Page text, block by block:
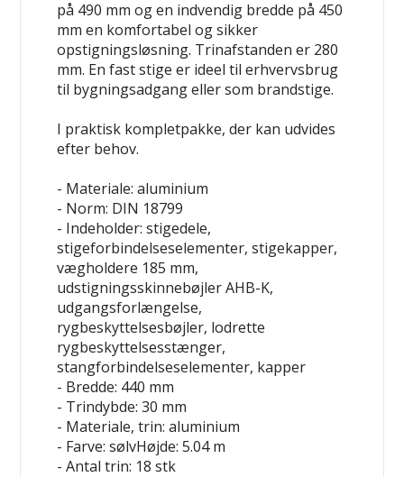
på 490 mm og en indvendig bredde på 450
mm en komfortabel og sikker
opstigningsløsning. Trinafstanden er 280
mm. En fast stige er ideel til erhvervsbrug
til bygningsadgang eller som brandstige.
I praktisk kompletpakke, der kan udvides
efter behov.
- Materiale: aluminium
- Norm: DIN 18799
- Indeholder: stigedele,
stigeforbindelseselementer, stigekapper,
vægholdere 185 mm,
udstigningsskinnebøjler AHB-K,
udgangsforlængelse,
rygbeskyttelsesbøjler, lodrette
rygbeskyttelsesstænger,
stangforbindelseselementer, kapper
- Bredde: 440 mm
- Trindybde: 30 mm
- Materiale, trin: aluminium
- Farve: sølvHøjde: 5.04 m
- Antal trin: 18 stk